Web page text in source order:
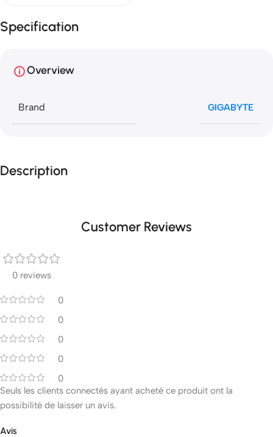
Specification
Overview
Brand GIGABYTE
Description
Customer Reviews
0 reviews
0
0
0
0
0
Avis
Seuls les clients connectés ayant acheté ce produit ont la
possibilité de laisser un avis.